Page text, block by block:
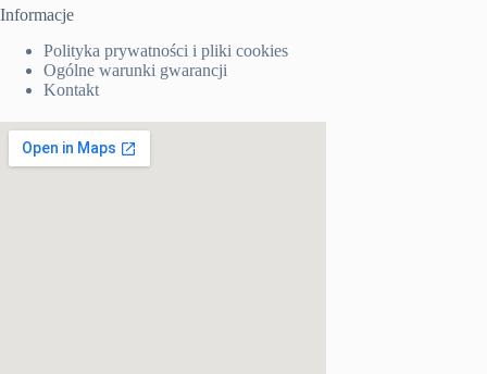
Informacje
Polityka prywatności i pliki cookies
Ogólne warunki gwarancji
Kontakt